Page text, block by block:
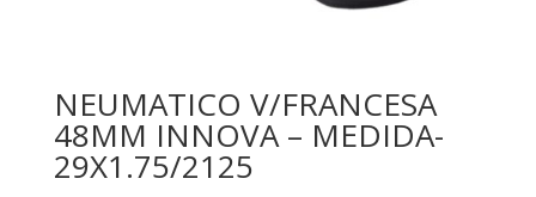
NEUMATICO V/FRANCESA
48MM INNOVA – MEDIDA-
29X1.75/2125